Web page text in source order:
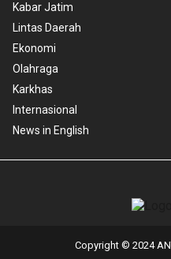
Kabar Jatim
Lintas Daerah
Ekonomi
Olahraga
Karkhas
Internasional
News in English
Copyright © 2024